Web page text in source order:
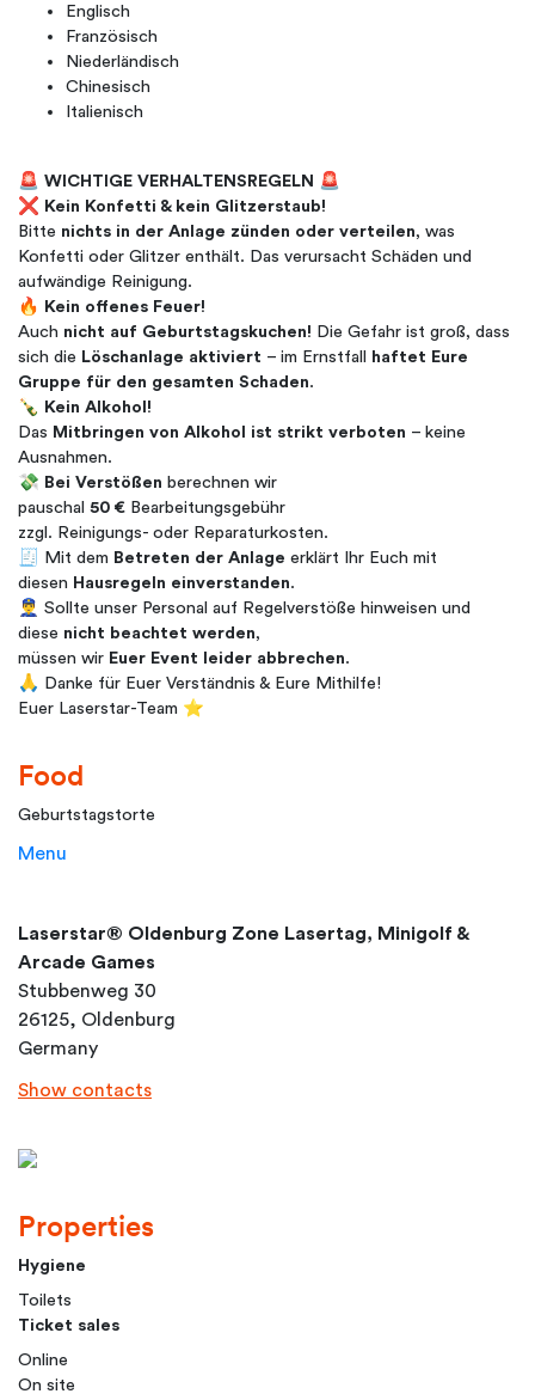
Englisch
Französisch
Niederländisch
Chinesisch
Italienisch
🚨 WICHTIGE VERHALTENSREGELN
🚨
❌ Kein Konfetti & kein Glitzerstaub!
Bitte nichts in der Anlage zünden oder verteilen, was
Konfetti oder Glitzer enthält. Das verursacht Schäden und
aufwändige Reinigung.
🔥 Kein offenes Feuer!
Auch nicht auf Geburtstagskuchen! Die Gefahr ist groß, dass
sich die Löschanlage aktiviert – im Ernstfall
haftet Eure
Gruppe für den gesamten Schaden.
🍾
Kein Alkohol!
Das Mitbringen von Alkohol ist strikt verboten – keine
Ausnahmen.
💸 Bei Verstößen berechnen wir
pauschal 50 € Bearbeitungsgebühr
zzgl. Reinigungs- oder Reparaturkosten.
🧾 Mit dem Betreten der Anlage erklärt Ihr Euch mit
diesen Hausregeln einverstanden.
👮‍♂️ Sollte unser Personal auf Regelverstöße hinweisen und
diese nicht beachtet werden,
müssen wir Euer Event leider abbrechen.
🙏 Danke für Euer Verständnis & Eure Mithilfe!
Euer Laserstar-Team ⭐
Food
Geburtstagstorte
Menu
Laserstar® Oldenburg Zone Lasertag, Minigolf &
Arcade Games
Stubbenweg 30
26125, Oldenburg
Germany
Show contacts
Properties
Hygiene
Toilets
Ticket sales
Online
On site